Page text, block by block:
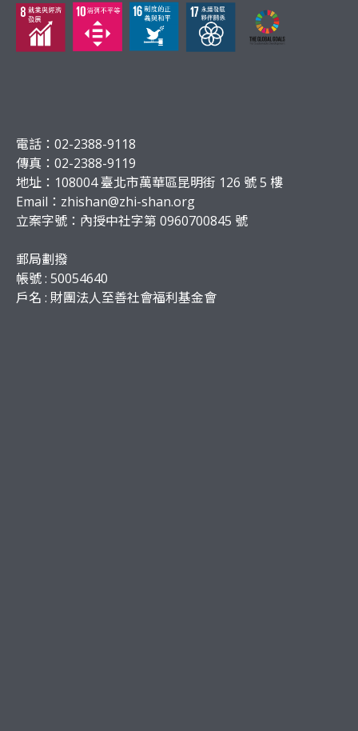
電話：02-2388-9118
傳真：02-2388-9119
地址：108004 臺北市萬華區昆明街 126 號 5 樓
Email： zhishan@zhi-shan.org
立案字號：內授中社字第 0960700845 號
郵局劃撥
帳號 : 50054640
戶名 : 財團法人至善社會福利基金會